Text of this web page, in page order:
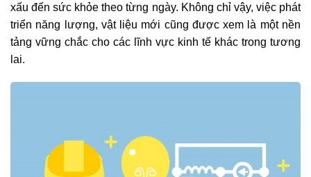
xấu đến sức khỏe theo từng ngày. Không chỉ vậy, việc phát
triển năng lượng, vật liệu mới cũng được xem là một nền
tảng vững chắc cho các lĩnh vực kinh tế khác trong tương
lai.